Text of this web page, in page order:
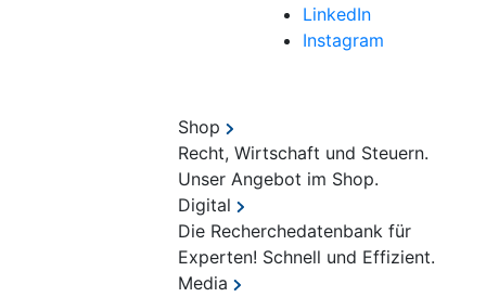
LinkedIn
Instagram
Shop
Recht, Wirtschaft und Steuern.
Unser Angebot im Shop.
Digital
Die Recherchedatenbank für
Experten! Schnell und Effizient.
Media